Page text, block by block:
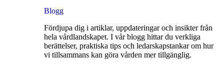
Blogg
Fördjupa dig i artiklar, uppdateringar och insikter från
hela vårdlandskapet. I vår blogg hittar du verkliga
berättelser, praktiska tips och ledarskapstankar om hur
vi tillsammans kan göra vården mer tillgänglig.